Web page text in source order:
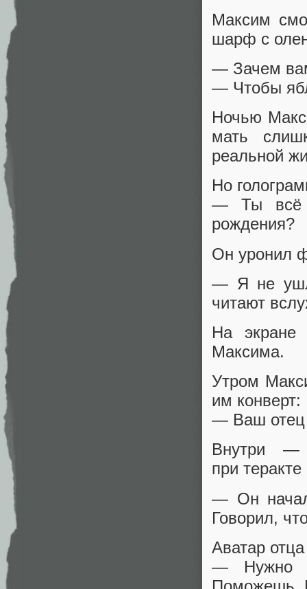
Максим
шарф с
— Зачем
— Чтобы
Ночью
мать
реальной
Но
— Ты всё
рождения?
Он уронил
— Я не
читают
На экране
Максима.
Утром
им конверт:
— Ваш отец
Внутри —
при
— Он
Говорил,
Аватар
— Нужно